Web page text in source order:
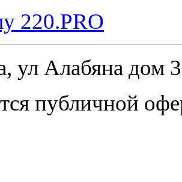
220.PRO
ул Алабяна дом
публичной